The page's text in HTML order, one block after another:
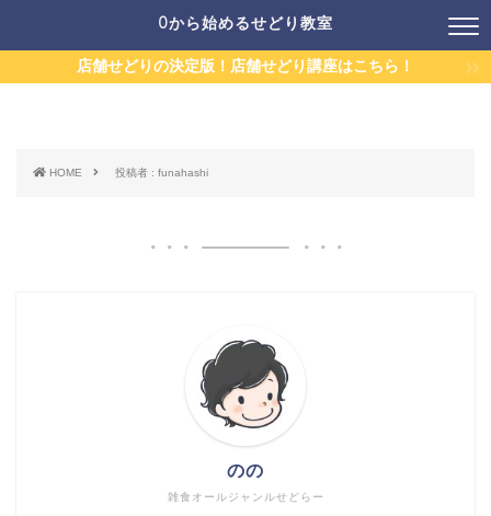
0から始めるせどり教室
店舗せどりの決定版！店舗せどり講座はこちら！
HOME 投稿者 : funahashi
雑食オールジャンルせどらー
のの